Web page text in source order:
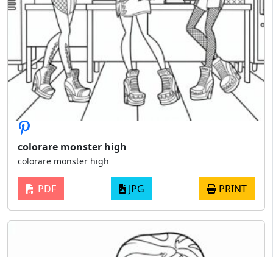
colorare monster high
colorare monster high
PDF JPG PRINT